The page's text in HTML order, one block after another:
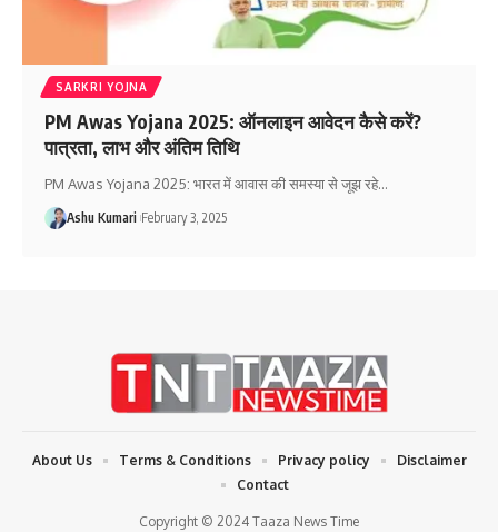
SARKRI YOJNA
PM Awas Yojana 2025: ऑनलाइन आवेदन कैसे करें?
पात्रता, लाभ और अंतिम तिथि
PM Awas Yojana 2025: भारत में आवास की समस्या से जूझ रहे…
Ashu Kumari February 3, 2025
Copyright © 2024 Taaza News Time
About Us Terms & Conditions Privacy policy
Disclaimer
Contact